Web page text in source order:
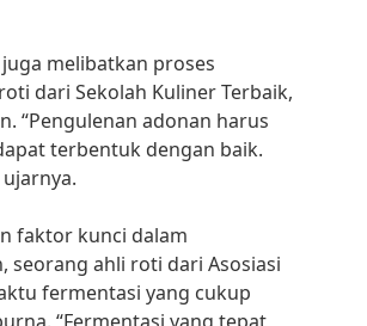
melibatkan proses
dari Sekolah Kuliner Terbaik,
“Pengulenan adonan harus
terbentuk dengan baik.
faktor kunci dalam
seorang ahli roti dari Asosiasi
fermentasi yang cukup